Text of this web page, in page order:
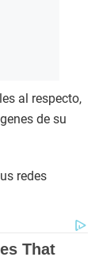
al respecto,
de su
redes